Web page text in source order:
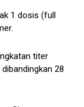
1 dosis (full
titer
28